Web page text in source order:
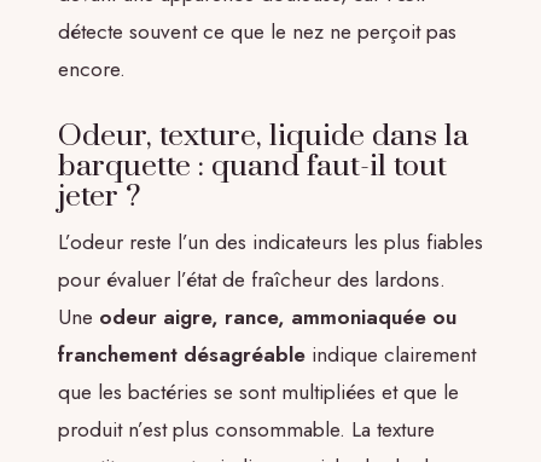
détecte souvent ce que le nez ne perçoit pas
encore.
Odeur, texture, liquide dans la
barquette : quand faut-il tout
jeter ?
L’odeur reste l’un des indicateurs les plus fiables
pour évaluer l’état de fraîcheur des lardons.
Une odeur aigre, rance, ammoniaquée ou
franchement désagréable indique clairement
que les bactéries se sont multipliées et que le
produit n’est plus consommable. La texture